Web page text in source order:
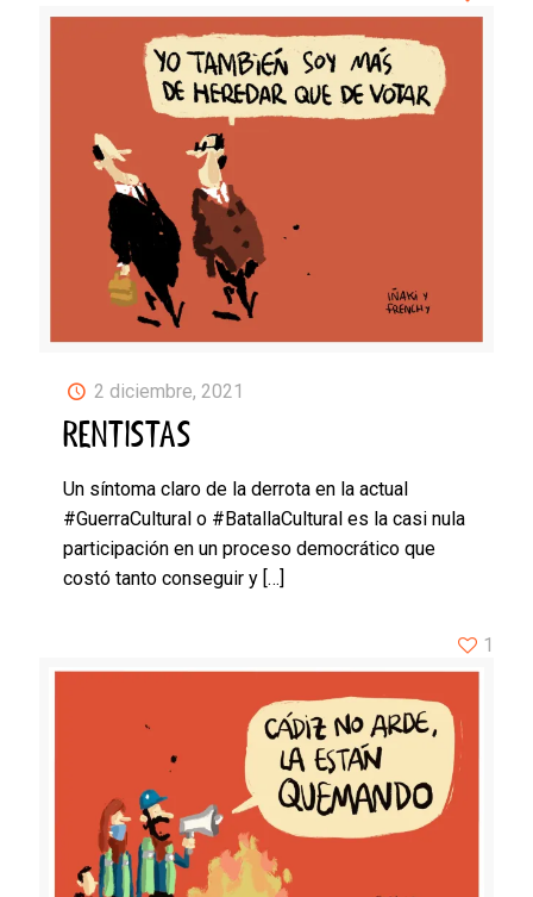
2 diciembre, 2021
RENTISTAS
Un síntoma claro de la derrota en la actual
#GuerraCultural o #BatallaCultural es la casi nula
participación en un proceso democrático que
costó tanto conseguir y […]
1